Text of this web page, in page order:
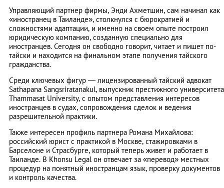
Управляющий партнер фирмы, Энди Ахметшин, сам начинал как
«иностранец в Таиланде», столкнулся с бюрократией и
сложностями адаптации, и именно на своем опыте построил
юридическую компанию, созданную специально для
иностранцев. Сегодня он свободно говорит, читает и пишет по-
тайски и находится на финальном этапе получения тайского
гражданства.
Среди ключевых фигур — лицензированный тайский адвокат
Sathapana Sangsriratanakul, выпускник престижного университета
Thammasat University, с опытом представления интересов
иностранцев в судах, сопровождения сделок и ведения
разрешительной практики.
Также интересен профиль партнера Романа Михайлова:
российский юрист с практикой в Москве, стажировками в
Барселоне и Страсбурге, который теперь живет и работает в
Таиланде. В Khonsu Legal он отвечает за «перевод» местных
процедур на понятный иностранцам язык, проверку документов
и контроль качества.